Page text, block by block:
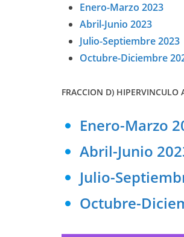
Enero-Marzo 2023
Abril-Junio 2023
Julio-Septiembre 2023
Octubre-Diciembre
FRACCION D) HIPERVINCULO
Enero-Marzo
Abril-Junio
Julio-
Octubre-